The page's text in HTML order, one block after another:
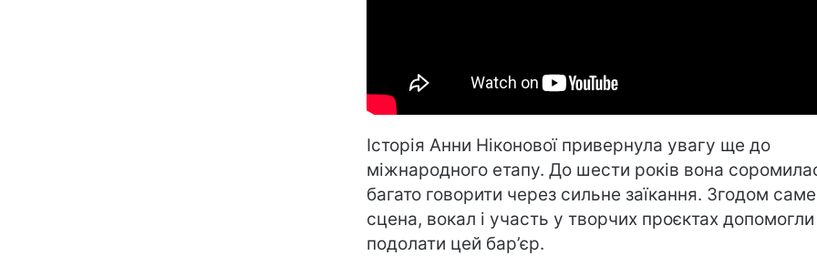
Історія Анни Ніконової привернула увагу ще до
міжнародного етапу. До шести років вона
багато говорити через сильне заїкання. Згодом саме
сцена, вокал і участь у творчих проєктах допомогли
подолати цей бар’єр.